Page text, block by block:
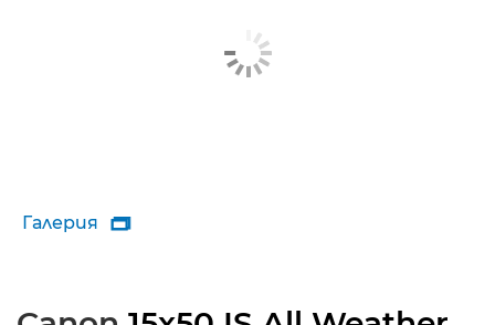
Галерия 